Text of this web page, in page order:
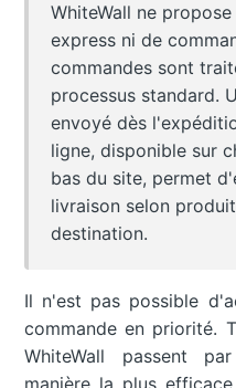
WhiteWall ne
express ni de
commandes sont
processus standard.
envoyé dès
ligne, disponible sur
bas du site, permet
livraison selon
destination.
Il n'est pas possible
commande en priorité.
WhiteWall passent